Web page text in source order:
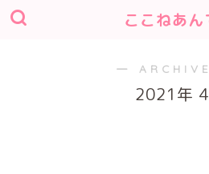
ここねあん
―
2021年